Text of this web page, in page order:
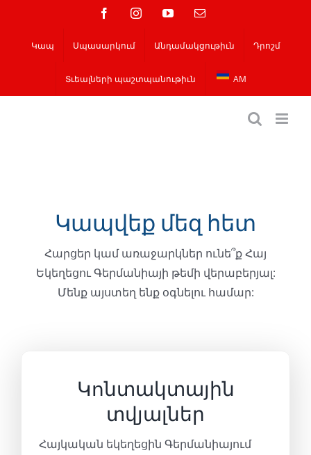
content
ՖեյսբուքInstagramYouTubeEmail
Կապ Սպասարկում Անդամակցութիւն Դրոշմ
Տւեալների պաշտպանութիւն AM
Կապվեք մեզ հետ
Հարցեր կամ առաջարկներ ունե՞ք Հայ
Եկեղեցու Գերմանիայի թեմի վերաբերյալ:
Մենք այստեղ ենք օգնելու համար:
Կոնտակտային
տվյալներ
Հայկական եկեղեցին Գերմանիայում